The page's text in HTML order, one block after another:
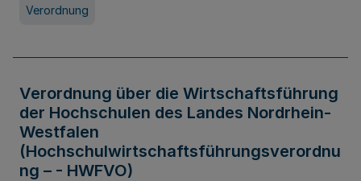
Verordnung
Verordnung über die Wirtschaftsführung
der Hochschulen des Landes Nordrhein-
Westfalen
(Hochschulwirtschaftsführungsverordnu
ng – - HWFVO)